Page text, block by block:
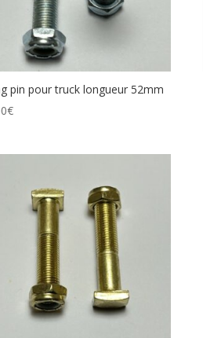
pin pour truck longueur 52mm
€